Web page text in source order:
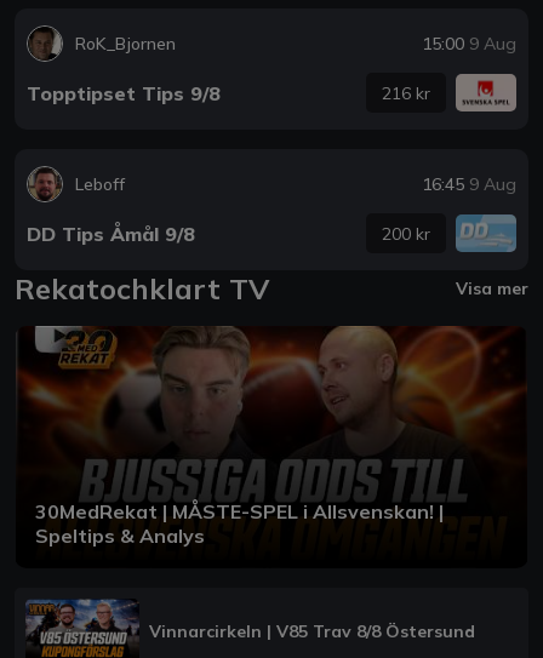
RoK_Bjornen 15:00 9 Aug
Topptipset Tips 9/8 216 kr
Leboff 16:45 9 Aug
DD Tips Åmål 9/8 200 kr
Rekatochklart TV Visa mer
30MedRekat | MÅSTE-SPEL i Allsvenskan! |
Speltips & Analys
Vinnarcirkeln | V85 Trav 8/8 Östersund